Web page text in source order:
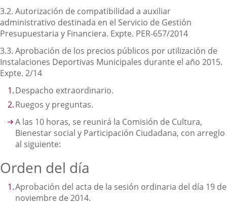
3.2. Autorización de compatibilidad a auxiliar
administrativo destinada en el Servicio de Gestión
Presupuestaria y Financiera. Expte. PER‑657/2014
3.3. Aprobación de los precios públicos por utilización de
Instalaciones Deportivas Municipales durante el año 2015.
Expte. 2/14
Despacho extraordinario.
Ruegos y preguntas.
A las 10 horas, se reunirá la Comisión de Cultura,
Bienestar social y Participación Ciudadana, con arreglo
al siguiente:
Orden del día
Aprobación del acta de la sesión ordinaria del día 19 de
noviembre de 2014.